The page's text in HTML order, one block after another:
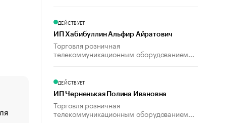
«От спорта тело стареет иначе». Как живет глава
ДЕЙСТВУЕТ
ИП Хабибуллин Альфир Айратович
Торговля розничная
телекоммуникационным оборудованием...
ДЕЙСТВУЕТ
ИП Черненькая Полина Ивановна
Торговля розничная
телекоммуникационным оборудованием...